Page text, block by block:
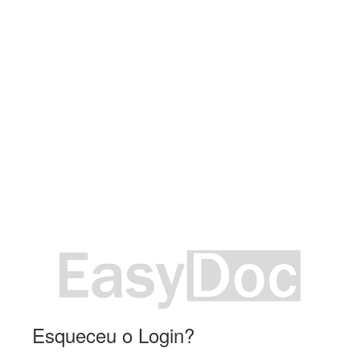
Esqueceu o Login?